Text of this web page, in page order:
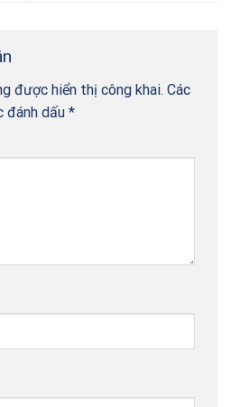
được hiển thị công khai. Các
đánh dấu *